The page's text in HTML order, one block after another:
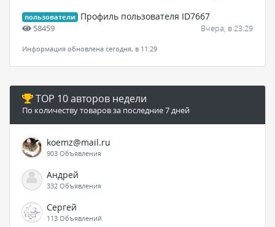
пользователи Профиль пользователя ID7667
58459 Вчера, в 23:29
Информация обновлена сегодня, в 11:29
TOP 10 авторов недели
По количеству товаров за последние 7 дней
koemz@mail.ru
903 Объявления
Андрей
332 Объявления
Сергей
113 Объявлений